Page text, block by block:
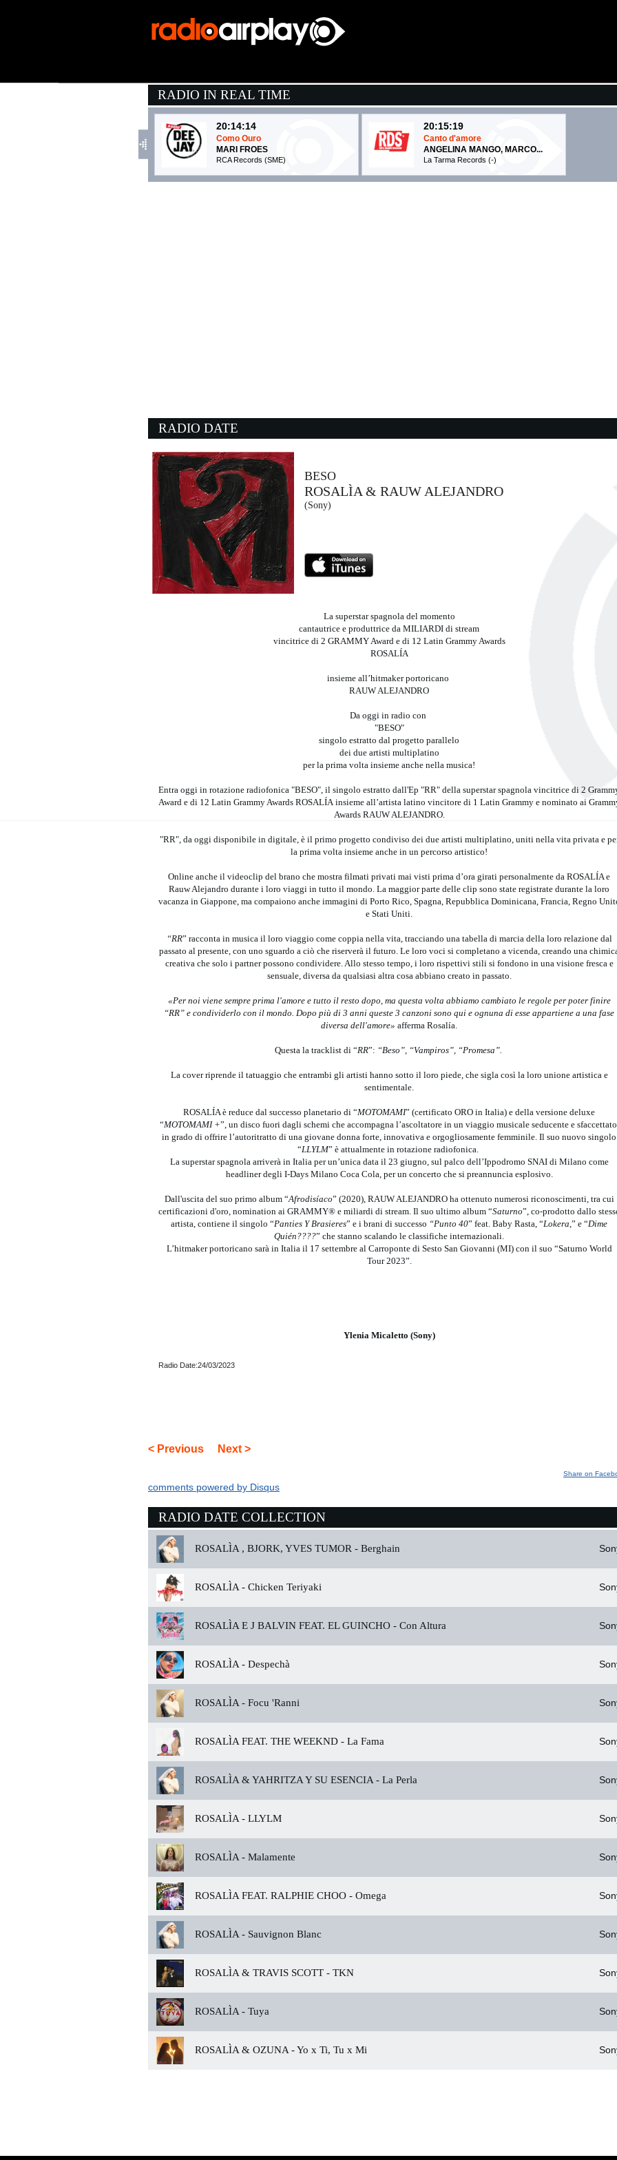
RADIO IN REAL TIME
20:14:14
Como Ouro
MARI FROES
RCA Records (SME)
20:15:19
Canto d'amore
ANGELINA MANGO, MARCO...
La Tarma Records (-)
20:03:31
ZZ TOP
- (-)
20:14:22
A.I.E.
KASANGO, ALEJANDRO...
d:vision (-)
20:16:16
RADIO DATE
BESO
ROSALÌA & RAUW ALEJANDRO
(Sony)
La superstar spagnola del momento
cantautrice e produttrice da MILIARDI di stream
vincitrice di 2 GRAMMY Award e di 12 Latin Grammy Awards
ROSALÍA
insieme all’hitmaker portoricano
RAUW ALEJANDRO
Da oggi in radio con
"BESO"
singolo estratto dal progetto parallelo
dei due artisti multiplatino
per la prima volta insieme anche nella musica!
Entra oggi in rotazione radiofonica "BESO", il singolo estratto dall'Ep "RR" della superstar spagnola vincitrice di 2
Award e di 12 Latin Grammy Awards ROSALÍA insieme all’artista latino vincitore di 1 Latin Grammy e nominato ai
Awards RAUW ALEJANDRO.
"RR", da oggi disponibile in digitale, è il primo progetto condiviso dei due artisti multiplatino, uniti nella vita privata e
la prima volta insieme anche in un percorso artistico!
Online anche il videoclip del brano che mostra filmati privati mai visti prima d’ora girati personalmente da ROSALÍA e
Rauw Alejandro durante i loro viaggi in tutto il mondo. La maggior parte delle clip sono state registrate durante la loro
vacanza in Giappone, ma compaiono anche immagini di Porto Rico, Spagna, Repubblica Dominicana, Francia, Regno
e Stati Uniti.
“RR” racconta in musica il loro viaggio come coppia nella vita, tracciando una tabella di marcia della loro relazione dal
passato al presente, con uno sguardo a ciò che riserverà il futuro. Le loro voci si completano a vicenda, creando una
creativa che solo i partner possono condividere. Allo stesso tempo, i loro rispettivi stili si fondono in una visione fresca e
sensuale, diversa da qualsiasi altra cosa abbiano creato in passato.
«Per noi viene sempre prima l'amore e tutto il resto dopo, ma questa volta abbiamo cambiato le regole per poter finire
“RR” e condividerlo con il mondo. Dopo più di 3 anni queste 3 canzoni sono qui e ognuna di esse appartiene a una fase
diversa dell'amore» afferma Rosalía.
Questa la tracklist di “RR”: “Beso”, “Vampiros”, “Promesa”.
La cover riprende il tatuaggio che entrambi gli artisti hanno sotto il loro piede, che sigla così la loro unione artistica e
sentimentale.
ROSALÍA è reduce dal successo planetario di “MOTOMAMI” (certificato ORO in Italia) e della versione deluxe
“MOTOMAMI +”, un disco fuori dagli schemi che accompagna l’ascoltatore in un viaggio musicale seducente e
in grado di offrire l’autoritratto di una giovane donna forte, innovativa e orgogliosamente femminile. Il suo nuovo singolo
“LLYLM” è attualmente in rotazione radiofonica.
La superstar spagnola arriverà in Italia per un’unica data il 23 giugno, sul palco dell’Ippodromo SNAI di Milano come
headliner degli I-Days Milano Coca Cola, per un concerto che si preannuncia esplosivo.
Dall'uscita del suo primo album “Afrodisíaco” (2020), RAUW ALEJANDRO ha ottenuto numerosi riconoscimenti, tra cui
certificazioni d'oro, nomination ai GRAMMY® e miliardi di stream. Il suo ultimo album “Saturno”, co-prodotto dallo
artista, contiene il singolo “Panties Y Brasieres” e i brani di successo “Punto 40” feat. Baby Rasta, “Lokera,” e “Dime
Quién????” che stanno scalando le classifiche internazionali.
L’hitmaker portoricano sarà in Italia il 17 settembre al Carroponte di Sesto San Giovanni (MI) con il suo “Saturno World
Tour 2023”.
Ylenia Micaletto (Sony)
Radio Date:24/03/2023
< Previous Next >
Share on
comments powered by Disqus
RADIO DATE COLLECTION
ROSALÌA , BJORK, YVES TUMOR - Berghain
ROSALÌA - Chicken Teriyaki
ROSALÌA E J BALVIN FEAT. EL GUINCHO - Con Altura
ROSALÌA - Despechà
ROSALÌA - Focu 'Ranni
ROSALÌA FEAT. THE WEEKND - La Fama
ROSALÌA & YAHRITZA Y SU ESENCIA - La Perla
ROSALÌA - LLYLM
ROSALÌA - Malamente
ROSALÌA FEAT. RALPHIE CHOO - Omega
ROSALÌA - Sauvignon Blanc
ROSALÌA & TRAVIS SCOTT - TKN
ROSALÌA - Tuya
ROSALÌA & OZUNA -Yo x Ti, Tu x Mi